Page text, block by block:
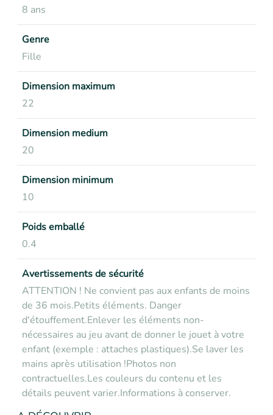
8 ans
Genre
Fille
Dimension maximum
22
Dimension medium
20
Dimension minimum
10
Poids emballé
0.4
Avertissements de sécurité
ATTENTION ! Ne convient pas aux enfants de moins
de 36 mois.Petits éléments. Danger
d'étouffement.Enlever les éléments non-
nécessaires au jeu avant de donner le jouet à votre
enfant (exemple : attaches plastiques).Se laver les
mains après utilisation !Photos non
contractuelles.Les couleurs du contenu et les
détails peuvent varier.Informations à conserver.